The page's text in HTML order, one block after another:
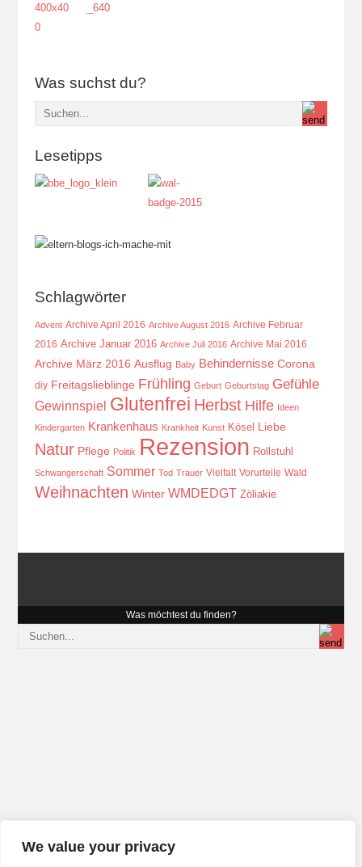
We value your privacy
Was suchst du?
Lesetipps
Schlagwörter
Advent Archive April 2016 Archive August 2016 Archive Februar
2016 Archive Januar 2016 Archive Juli 2016 Archive Mai 2016
Archive März 2016 Ausflug Baby Behindernisse Corona
diy Freitagslieblinge Frühling Geburt Geburtstag Gefühle
Gewinnspiel Glutenfrei Herbst Hilfe Ideen
Kindergarten Krankenhaus Krankheit Kunst Kösel Liebe
Natur Pflege Politik Rezension Rollstuhl
Schwangerschaft Sommer Tod Trauer Vielfalt Vorurteile Wald
Weihnachten Winter WMDEDGT Zöliakie
Was möchtest du finden?